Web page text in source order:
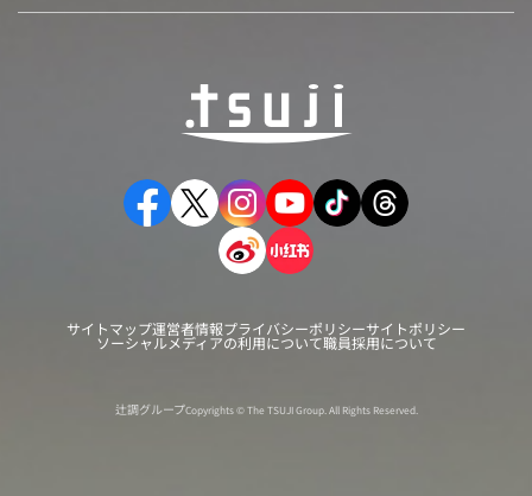
サイトマップ運営者情報プライバシーポリシーサイトポリシー
ソーシャルメディアの利用について職員採用について
辻調グループCopyrights © The TSUJI Group. All Rights Reserved.